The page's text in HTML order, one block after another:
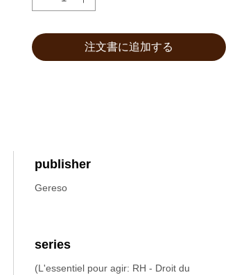
注文書に追加する
publisher
Gereso
series
(L'essentiel pour agir: RH - Droit du